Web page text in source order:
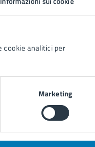
cookie analitici per
Marketing